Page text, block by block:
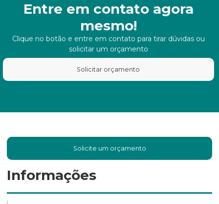
Entre em contato agora
mesmo!
Clique no botão e entre em contato para tirar dúvidas ou
solicitar um orçamento
Solicitar orçamento
Solicite um orçamento
Informações